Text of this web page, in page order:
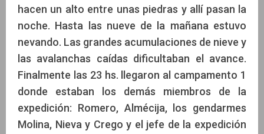
hacen un alto entre unas piedras y allí pasan la
noche. Hasta las nueve de la mañana estuvo
nevando. Las grandes acumulaciones de nieve y
las avalanchas caídas dificultaban el avance.
Finalmente las 23 hs. llegaron al campamento 1
donde estaban los demás miembros de la
expedición: Romero, Almécija, los gendarmes
Molina, Nieva y Crego y el jefe de la expedición